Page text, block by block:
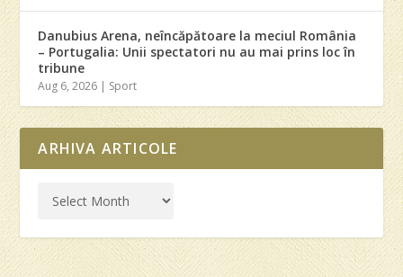
Danubius Arena, neîncăpătoare la meciul România
– Portugalia: Unii spectatori nu au mai prins loc în
tribune
Aug 6, 2026 | Sport
ARHIVA ARTICOLE